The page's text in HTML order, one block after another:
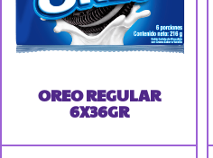
OREO REGULAR
6X36GR